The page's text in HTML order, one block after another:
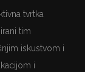
tvrtka
tim
iskustvom i
i